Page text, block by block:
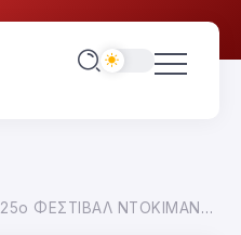
25ο ΦΕΣΤΙΒΑΛ ΝΤΟΚΙΜΑΝΤΕΡ ΘΕΣΣΑΛΟΝΙΚΗΣ-ΓΕΝΙΚΗ ΕΙΚΟΝΑ